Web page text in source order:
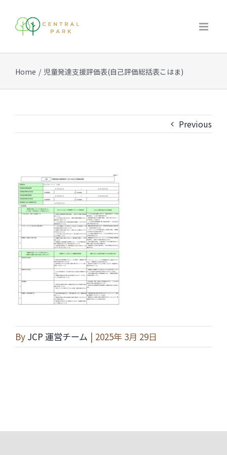
content
Home / 児童発達支援評価表(自己評価総括表こはま)
Previous
By JCP 運営チーム | 2025年 3月 29日